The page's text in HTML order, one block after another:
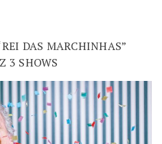
DAS MARCHINHAS”
3 SHOWS